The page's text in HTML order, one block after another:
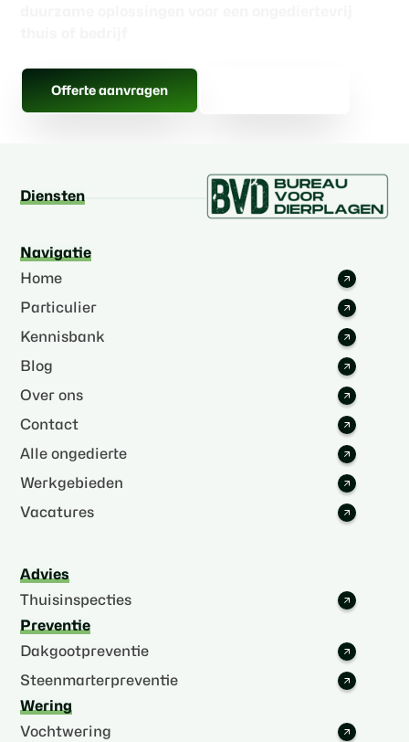
Offerte aanvragen
Diensten
Navigatie
Home
Particulier
Kennisbank
Blog
Over ons
Contact
Alle ongedierte
Werkgebieden
Vacatures
Advies
Thuisinspecties
Preventie
Dakgootpreventie
Steenmarterpreventie
Wering
Vochtwering